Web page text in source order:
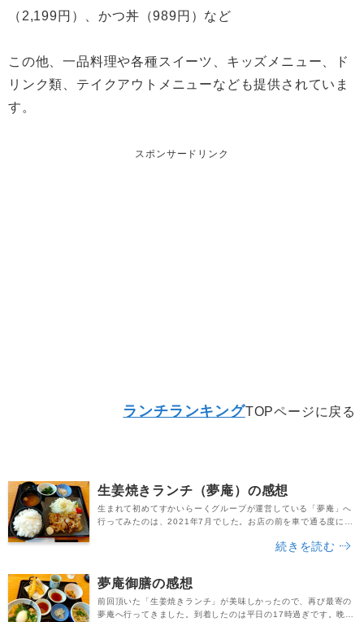
（2,199円）、かつ丼（989円）など
この他、一品料理や各種スイーツ、キッズメニュー、ド
リンク類、テイクアウトメニューなども提供されていま
す。
スポンサードリンク
ランチランキングTOPページに戻る
生姜焼きランチ（夢庵）の感想
生まれて初めてすかいらーくグループが運営している「夢庵」へ
行ってみたのは、2021年7月でした。お店の前を車で通る度に気
ると美味しそうなランチや定食、各種お料理がずらりと表示され
る時間帯でしたね。入口には鍵付きの下駄箱があり...
続きを読む
夢庵御膳の感想
前回頂いた「生姜焼きランチ」が美味しかったので、再び最寄の
夢庵へ行ってきました。到着したのは平日の17時過ぎです。晩御